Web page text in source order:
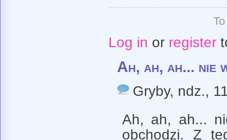
Log in or register
Ah, ah, ah... nie
Gryby, ndz.,
Ah, ah, ah...
obchodzi. Z